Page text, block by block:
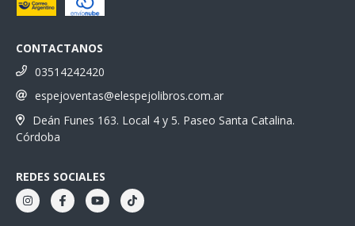
CONTACTANOS
03514242420
espejoventas@elespejolibros.com.ar
Deán Funes 163. Local 4 y 5. Paseo Santa Catalina.
Córdoba
REDES SOCIALES